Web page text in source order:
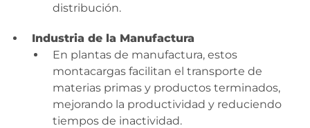
distribución.
Industria de la Manufactura
En plantas de manufactura, estos
montacargas facilitan el transporte de
materias primas y productos terminados,
mejorando la productividad y reduciendo
tiempos de inactividad.